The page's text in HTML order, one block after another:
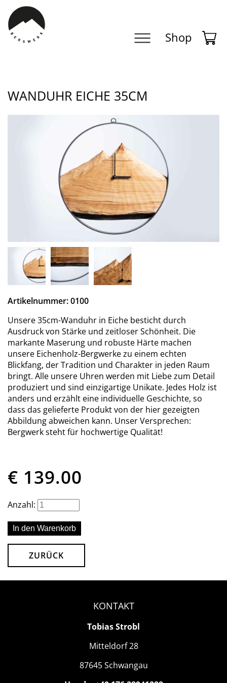
Navigation
überspringen
Shop
WANDUHR EICHE 35CM
Artikelnummer: 0100
Unsere 35cm-Wanduhr in Eiche besticht durch
Ausdruck von Stärke und zeitloser Schönheit. Die
markante Maserung und robuste Härte machen
unsere Eichenholz-Bergwerke zu einem echten
Blickfang, der Tradition und Charakter in jeden Raum
bringt. Alle unsere Uhren werden mit Liebe zum Detail
produziert und sind einzigartige Unikate. Jedes Holz ist
anders und erzählt eine individuelle Geschichte, so
dass das gelieferte Produkt von der hier gezeigten
Abbildung abweichen kann. Unser Versprechen:
Bergwerk steht für hochwertige Qualität!
€ 139.00
Anzahl:
ZURÜCK
KONTAKT
Tobias Strobl
Mitteldorf 28
87645 Schwangau